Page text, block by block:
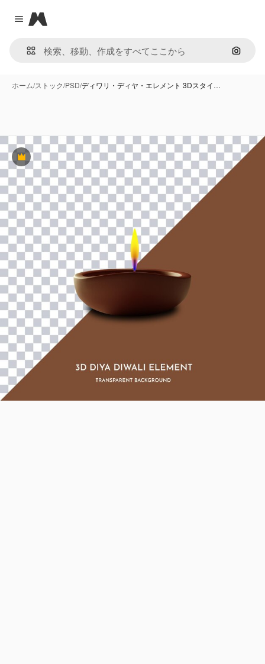
Close menu
Magnific
画像で
ホーム/ストック/PSD/ディワリ・ディヤ・エレメント 3Dスタイ…
Premium